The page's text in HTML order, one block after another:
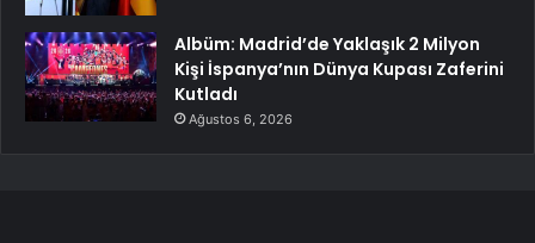
Albüm: Madrid’de Yaklaşık 2 Milyon
Kişi İspanya’nın Dünya Kupası Zaferini
Kutladı
Ağustos 6, 2026